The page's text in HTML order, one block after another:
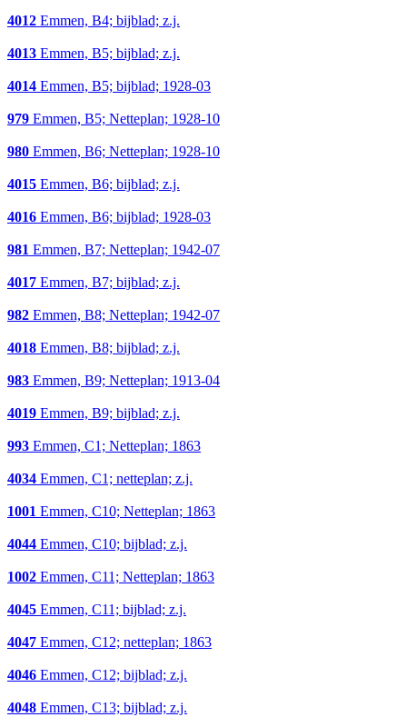
4012 Emmen, B4; bijblad; z.j.
4013 Emmen, B5; bijblad; z.j.
4014 Emmen, B5; bijblad; 1928-03
979 Emmen, B5; Netteplan; 1928-10
980 Emmen, B6; Netteplan; 1928-10
4015 Emmen, B6; bijblad; z.j.
4016 Emmen, B6; bijblad; 1928-03
981 Emmen, B7; Netteplan; 1942-07
4017 Emmen, B7; bijblad; z.j.
982 Emmen, B8; Netteplan; 1942-07
4018 Emmen, B8; bijblad; z.j.
983 Emmen, B9; Netteplan; 1913-04
4019 Emmen, B9; bijblad; z.j.
993 Emmen, C1; Netteplan; 1863
4034 Emmen, C1; netteplan; z.j.
1001 Emmen, C10; Netteplan; 1863
4044 Emmen, C10; bijblad; z.j.
1002 Emmen, C11; Netteplan; 1863
4045 Emmen, C11; bijblad; z.j.
4047 Emmen, C12; netteplan; 1863
4046 Emmen, C12; bijblad; z.j.
4048 Emmen, C13; bijblad; z.j.